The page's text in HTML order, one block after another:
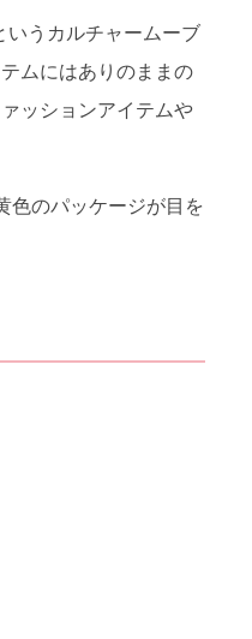
いうカルチャームーブ
ムにはありのままの
ッションアイテムや
色のパッケージが目を